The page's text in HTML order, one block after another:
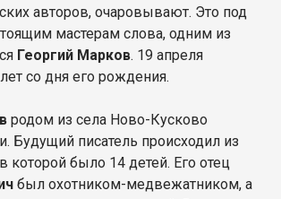
авторов, очаровывают. Это под
мастерам слова, одним из
Георгий Марков. 19 апреля
со дня его рождения.
родом из села Ново-Кусково
Будущий писатель происходил из
которой было 14 детей. Его отец
был охотником-медвежатником, а